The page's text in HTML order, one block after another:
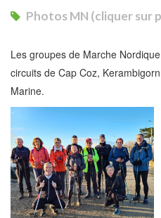
Photos MN (cliquer sur
Les groupes de Marche
circuits de Cap Coz,
Marine.